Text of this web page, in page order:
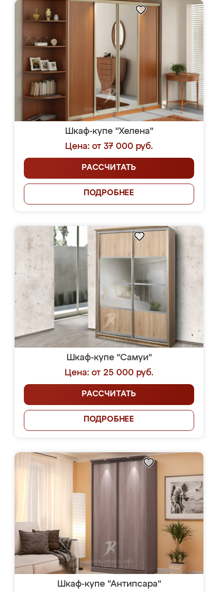
Шкаф-купе "Хелена"
Цена: от 37 000 руб.
РАССЧИТАТЬ
ПОДРОБНЕЕ
Шкаф-купе "Самуи"
Цена: от 25 000 руб.
РАССЧИТАТЬ
ПОДРОБНЕЕ
Шкаф-купе "Антипсара"